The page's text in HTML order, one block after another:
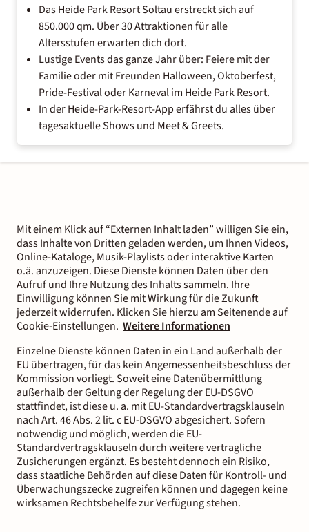
Das Heide Park Resort Soltau erstreckt sich auf
850.000 qm. Über 30 Attraktionen für alle
Altersstufen erwarten dich dort.
Lustige Events das ganze Jahr über: Feiere mit der
Familie oder mit Freunden Halloween, Oktoberfest,
Pride-Festival oder Karneval im Heide Park Resort.
In der Heide-Park-Resort-App erfährst du alles über
tagesaktuelle Shows und Meet & Greets.
Mit einem Klick auf “Externen Inhalt laden” willigen Sie ein,
dass Inhalte von Dritten geladen werden, um Ihnen Videos,
Online-Kataloge, Musik-Playlists oder interaktive Karten
o.ä. anzuzeigen. Diese Dienste können Daten über den
Aufruf und Ihre Nutzung des Inhalts sammeln. Ihre
Einwilligung können Sie mit Wirkung für die Zukunft
jederzeit widerrufen. Klicken Sie hierzu am Seitenende auf
Cookie-Einstellungen. Weitere Informationen
Einzelne Dienste können Daten in ein Land außerhalb der
EU übertragen, für das kein Angemessenheitsbeschluss der
Kommission vorliegt. Soweit eine Datenübermittlung
außerhalb der Geltung der Regelung der EU-DSGVO
stattfindet, ist diese u. a. mit EU-Standardvertragsklauseln
nach Art. 46 Abs. 2 lit. c EU-DSGVO abgesichert. Sofern
notwendig und möglich, werden die EU-
Standardvertragsklauseln durch weitere vertragliche
Zusicherungen ergänzt. Es besteht dennoch ein Risiko,
dass staatliche Behörden auf diese Daten für Kontroll- und
Überwachungszecke zugreifen können und dagegen keine
wirksamen Rechtsbehelfe zur Verfügung stehen.